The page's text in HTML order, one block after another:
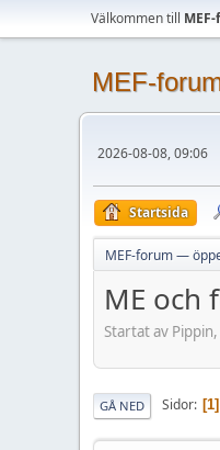
Välkommen till
MEF-
2026-08-08, 09:06
Startsida
MEF-forum —
ME och
Startat av
GÅ NED Sidor 1